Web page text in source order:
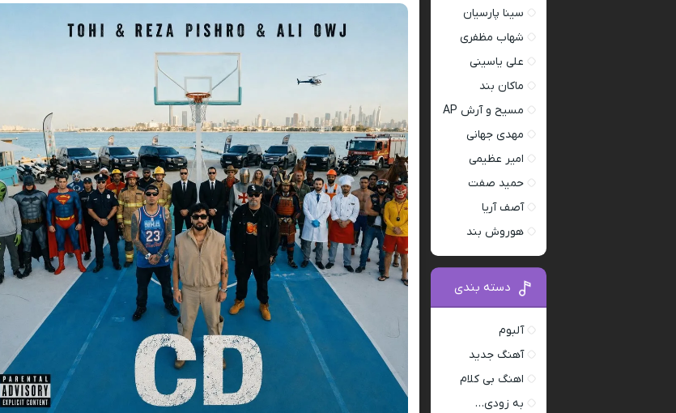
سینا پارسیان
شهاب مظفری
علی یاسینی
ماکان بند
مسیح و آرش AP
مهدی جهانی
امیر عظیمی
حمید صفت
آصف آریا
هوروش بند
دسته بندی
آلبوم
آهنگ جدید
اهنگ بی کلام
به زودی…